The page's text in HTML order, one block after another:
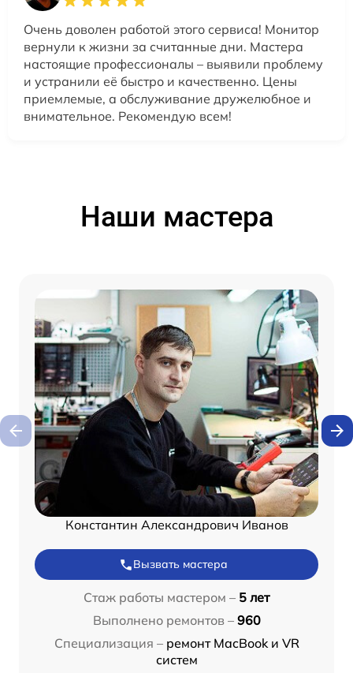
Очень доволен работой этого сервиса! Монитор
вернули к жизни за считанные дни. Мастера
настоящие профессионалы – выявили проблему
и устранили её быстро и качественно. Цены
приемлемые, а обслуживание дружелюбное и
внимательное. Рекомендую всем!
Наши мастера
Константин Александрович Иванов
Вызвать мастера
Стаж работы мастером – 5 лет
Выполнено ремонтов – 960
Специализация – ремонт MacBook и VR
систем